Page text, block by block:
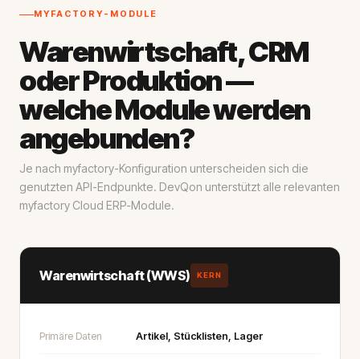
MYFACTORY-MODULE
Warenwirtschaft, CRM
oder Produktion —
welche Module werden
angebunden?
Je nach myfactory-Konfiguration unterscheiden sich die
genutzten API-Endpunkte. DevQon unterstützt alle relevanten
myfactory Cloud ERP-Module.
Warenwirtschaft (WWS) KERN
Primäre Daten Artikel, Stücklisten, Lager